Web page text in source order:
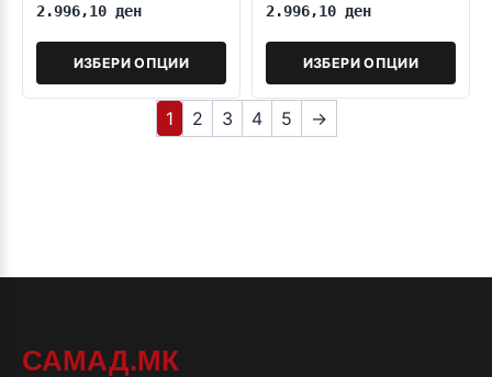
2.996,10 ден
ИЗБЕРИ ОПЦИИ
2.996,10 ден
ИЗБЕРИ ОПЦИИ
1 2 3 4 5 →
САМАД.МК